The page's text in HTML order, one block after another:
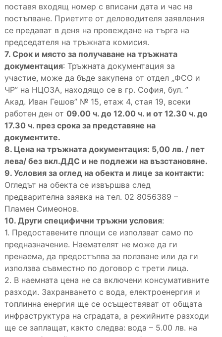
поставя входящ номер с вписани дата и час на
постъпване. Приетите от деловодителя заявления
се предават в деня на провеждане на търга на
председателя на тръжната комисия.
7. Срок и място за получаване на тръжната
документация: Тръжната документация за
участие, може да бъде закупена от отдел „ФСО и
ЧР” на НЦОЗА, находящо се в гр. София, бул. ”
Акад. Иван Гешов” № 15, етаж 4, стая 19, всеки
работен ден от 09.00 ч. до 12.00 ч. и от 12.30 ч. до
17.30 ч. през срока за представяне на
документите.
8. Цена на тръжната документация: 5,00 лв. / пет
лева/ без вкл.ДДС и не подлежи на възстановяне.
9. Условия за оглед на обекта и лице за контакти:
Огледът на обекта се извършва след
предварителна заявка на тел. 02 8056389 –
Пламен Симеонов.
10. Други специфични тръжни условия:
1. Предоставените площи се използват само по
предназначение. Наемателят не може да ги
пренаема, да предостъпва за ползване или да ги
използва съвместно по договор с трети лица.
2. В наемната цена не са включени консумативните
разходи. Захранването с вода, електроенергия и
топлинна енергия ще се осъществяват от общата
инфраструктура на сградата, а режийните разходи
ще се заплащат, както следва: вода – 5.00 лв. на